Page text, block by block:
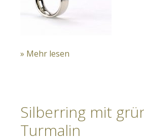
» Mehr lesen
Silberring mit
Turmalin